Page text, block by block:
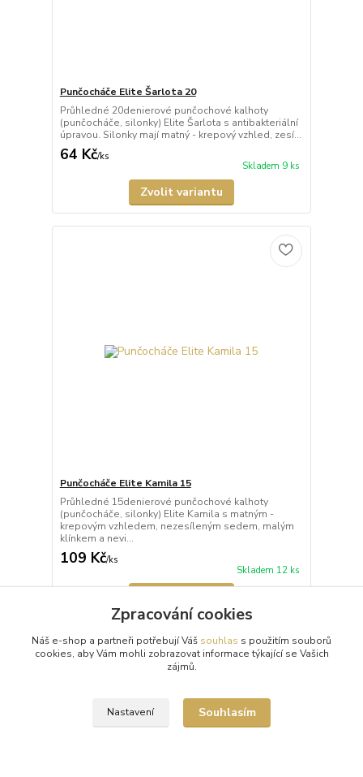
Punčocháče Elite Šarlota 20
Průhledné 20denierové punčochové kalhoty
(punčocháče, silonky) Elite Šarlota s antibakteriální
úpravou. Silonky mají matný - krepový vzhled, zesí...
64 Kč/ks
Skladem 9 ks
Zvolit variantu
Punčocháče Elite Kamila 15
Průhledné 15denierové punčochové kalhoty
(punčocháče, silonky) Elite Kamila s matným -
krepovým vzhledem, nezesíleným sedem, malým
klínkem a nevi...
109 Kč/ks
Skladem 12 ks
Načíst další produkty (27)
Zpracování cookies
Náš e-shop a partneři potřebují Váš souhlas s použitím souborů
cookies, aby Vám mohli zobrazovat informace týkající se Vašich
zájmů.
Nastavení Souhlasím